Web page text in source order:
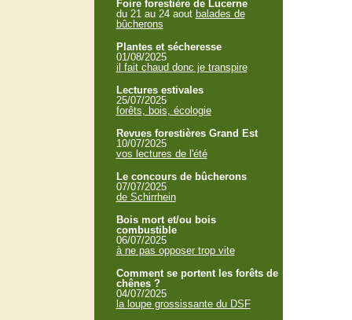
Foire forestière de Lucerne
du 21 au 24 aout balades de
bûcherons
Plantes et sécheresse
01/08/2025
il fait chaud donc je transpire
Lectures estivales
25/07/2025
forêts, bois, écologie
Revues forestières Grand Est
10/07/2025
vos lectures de l'été
Le concours de bûcherons
07/07/2025
de Schirrhein
Bois mort et/ou bois
combustible
06/07/2025
à ne pas opposer trop vite
Comment se portent les forêts de
chênes ?
04/07/2025
la loupe grossissante du DSF